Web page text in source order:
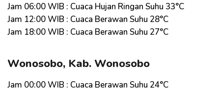
Jam 06:00 WIB : Cuaca Hujan Ringan Suhu 33°C
Jam 12:00 WIB : Cuaca Berawan Suhu 28°C
Jam 18:00 WIB : Cuaca Berawan Suhu 27°C
Wonosobo, Kab. Wonosobo
Jam 00:00 WIB : Cuaca Berawan Suhu 24°C